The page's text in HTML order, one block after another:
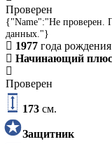
Проверен
{"Name":"Не проверен.
данных."}
1977 года рождения
Начинающий плюс
Проверен
173 см.
Защитник